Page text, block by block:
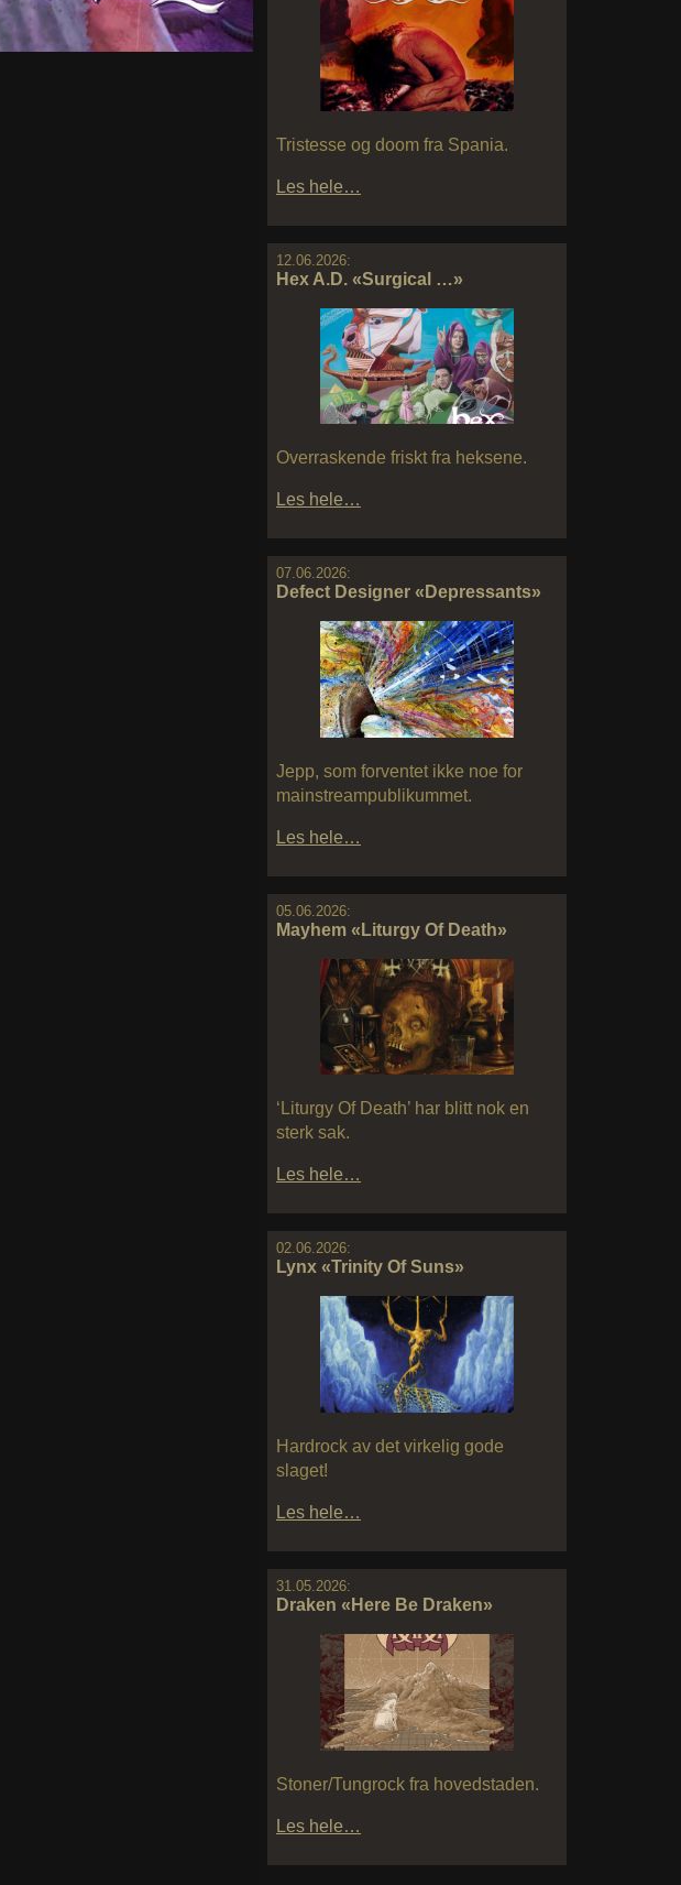
Tristesse og doom fra Spania.
Les hele…
12.06.2026:
Hex A.D. «Surgical …»
Overraskende friskt fra heksene.
Les hele…
07.06.2026:
Defect Designer «Depressants»
Jepp, som forventet ikke noe for
mainstreampublikummet.
Les hele…
05.06.2026:
Mayhem «Liturgy Of Death»
‘Liturgy Of Death’ har blitt nok en
sterk sak.
Les hele…
02.06.2026:
Lynx «Trinity Of Suns»
Hardrock av det virkelig gode
slaget!
Les hele…
31.05.2026:
Draken «Here Be Draken»
Stoner/Tungrock fra hovedstaden.
Les hele…